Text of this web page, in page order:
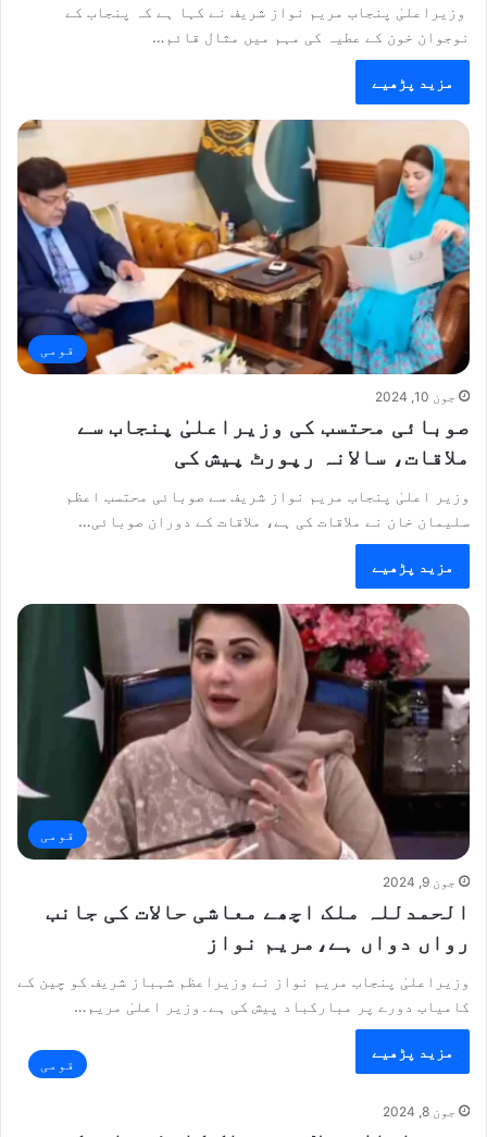
وزیراعلیٰ پنجاب مریم نواز شریف نے کہا ہے کہ پنجاب کے
نوجوان خون کے عطیہ کی مہم میں مثال قائم…
مزید پڑھیے
قومی
جون 10, 2024
صوبائی محتسب کی وزیراعلیٰ پنجاب سے
ملاقات، سالانہ رپورٹ پیش کی
وزیر اعلیٰ پنجاب مریم نواز شریف سے صوبائی محتسب اعظم
سلیمان خان نے ملاقات کی ہے، ملاقات کے دوران صوبائی…
مزید پڑھیے
قومی
جون 9, 2024
الحمدللہ ملک اچھے معاشی حالات کی جانب
رواں دواں ہے،مریم نواز
وزیراعلیٰ پنجاب مریم نواز نے وزیراعظم شہباز شریف کو چین کے
کامیاب دورے پر مبارکباد پیش کی ہے۔وزیر اعلیٰ مریم…
مزید پڑھیے
قومی
جون 8, 2024